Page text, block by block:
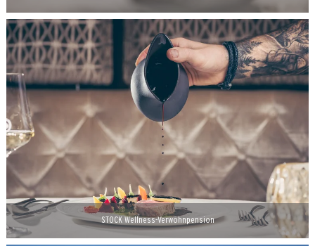
STOCK Wellness-Verwöhnpension